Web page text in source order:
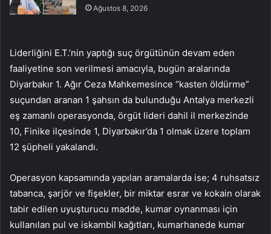
Ağustos 8, 2026
Liderliğini E.T.’nin yaptığı suç örgütünün devam eden
faaliyetine son verilmesi amacıyla, bugün aralarında
Diyarbakır 1. Ağır Ceza Mahkemesince “kasten öldürme”
suçundan aranan 1 şahsın da bulunduğu Antalya merkezli
eş zamanlı operasyonda, örgüt lideri dahil il merkezinde
10, Finike ilçesinde 1, Diyarbakır’da 1 olmak üzere toplam
12 şüpheli yakalandı.
Operasyon kapsamında yapılan aramalarda ise; 4 ruhsatsız
tabanca, şarjör ve fişekler, bir miktar esrar ve kokain olarak
tabir edilen uyuşturucu madde, kumar oynanması için
kullanılan pul ve iskambil kağıtları, kumarhanede kumar